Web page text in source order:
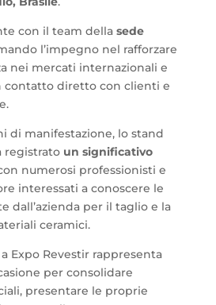
con il team della sede
l’impegno nel rafforzare
nei mercati internazionali e
contatto diretto con clienti e
di manifestazione, lo stand
registrato un significativo
numerosi professionisti e
interessati a conoscere le
dall’azienda per il taglio e la
ceramici.
Expo Revestir rappresenta
per consolidare
presentare le proprie